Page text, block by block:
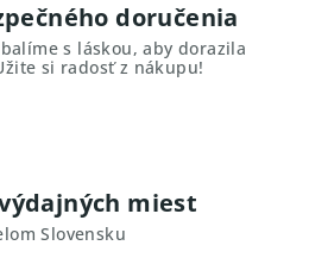
doručenia
s láskou, aby dorazila
si radosť z nákupu!
výdajných miest
Slovensku